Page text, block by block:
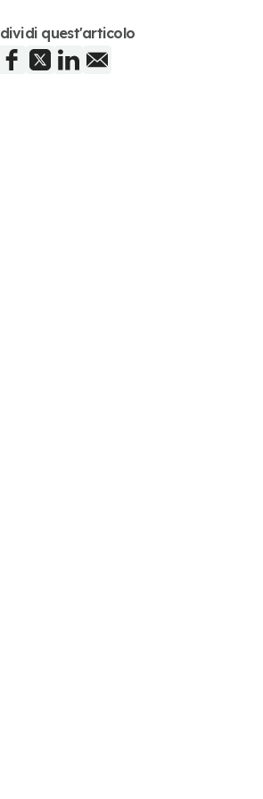
quest'articolo